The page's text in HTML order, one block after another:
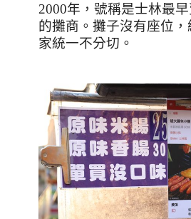
2000年，號稱是士林最
的攤商。攤子沒有座位
家統一不分切。